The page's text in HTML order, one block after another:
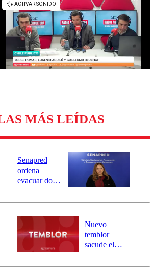
de Chile
MÁS LEÍDAS
Senapred
ordena
evacuar dos
Carahue por
río Damas:
activa
mensajería
SAE
Nuevo
temblor
sacude el
revisa la